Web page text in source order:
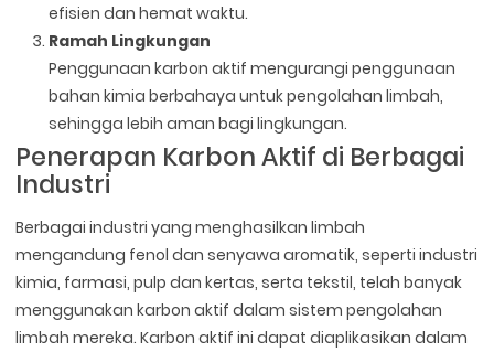
efisien dan hemat waktu.
Ramah Lingkungan
Penggunaan karbon aktif mengurangi penggunaan
bahan kimia berbahaya untuk pengolahan limbah,
sehingga lebih aman bagi lingkungan.
Penerapan Karbon Aktif di Berbagai
Industri
Berbagai industri yang menghasilkan limbah
mengandung fenol dan senyawa aromatik, seperti industri
kimia, farmasi, pulp dan kertas, serta tekstil, telah banyak
menggunakan karbon aktif dalam sistem pengolahan
limbah mereka. Karbon aktif ini dapat diaplikasikan dalam